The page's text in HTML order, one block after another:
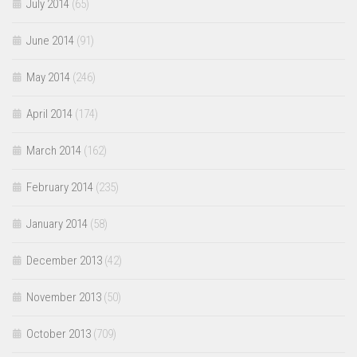
July 2014 (65)
June 2014 (91)
May 2014 (246)
April 2014 (174)
March 2014 (162)
February 2014 (235)
January 2014 (58)
December 2013 (42)
November 2013 (50)
October 2013 (709)